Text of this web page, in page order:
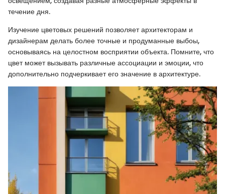
течение дня.
Изучение цветовых решений позволяет архитекторам и
дизайнерам делать более точные и продуманные выбоы,
основываясь на целостном восприятии объекта. Помните, что
цвет может вызывать различные ассоциации и эмоции, что
дополнительно подчеркивает его значение в архитектуре.